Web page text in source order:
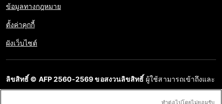
ข้อมูลทางกฎหมาย
ตั้งค่าคุกกี้
ผังเว็บไซต์
ลิขสิทธิ์ © AFP 2560-2569 ขอสงวนลิขสิทธิ์ ผู้ใช้สามารถเข้าถึงและ
ทําต่อไปโดยไม่ยอมรับ